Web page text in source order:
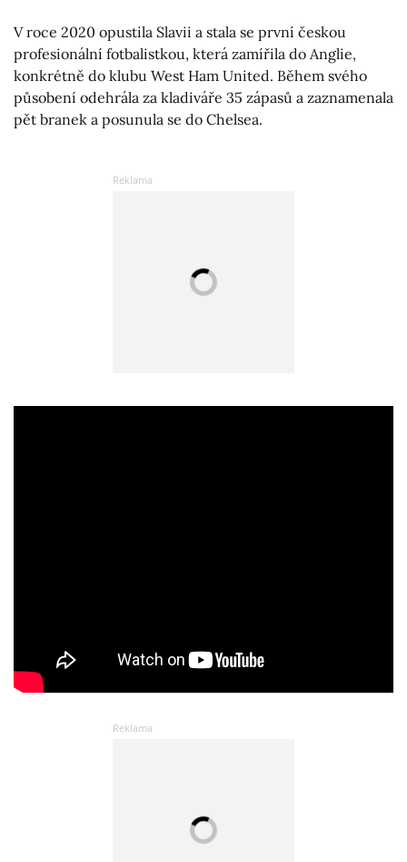
V roce 2020 opustila Slavii a stala se první českou
profesionální fotbalistkou, která zamířila do Anglie,
konkrétně do klubu West Ham United. Během svého
působení odehrála za kladiváře 35 zápasů a zaznamenala
pět branek a posunula se do Chelsea.